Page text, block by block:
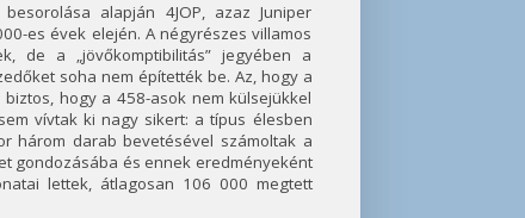
alapján 4JOP, azaz Juniper
es évek elején. A négyrészes villamos
de a „jövőkomptibilitás” jegyében a
soha nem építették be. Az, hogy a
hogy a 458-asok nem külsejükkel
vívtak ki nagy sikert: a típus élesben
három darab bevetésével számoltak a
gondozásába és ennek eredményeként
lettek, átlagosan 106 000 megtett